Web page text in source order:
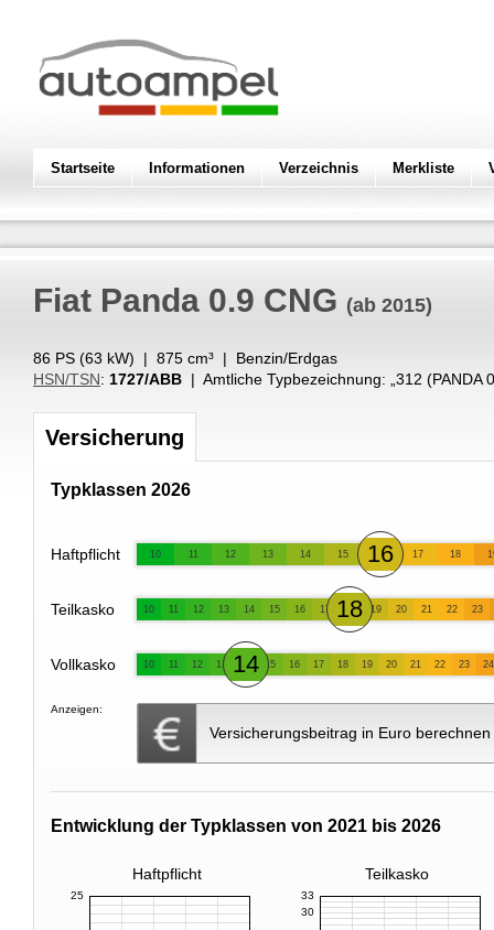
Startseite Informationen Verzeichnis Merkliste
Fiat Panda 0.9 CNG (ab 2015)
86 PS (63 kW) | 875 cm³ | Benzin/Erdgas
HSN/TSN: 1727/ABB | Amtliche Typbezeichnung: „ 312 (PANDA
Versicherung
Typklassen 2026
Haftpflicht 10 11 12 13 14 15 16 17 18
Teilkasko 10 11 12 13 14 15 16 17 18 19 20 21 22 23
Vollkasko 10 11 12 13 14 15 16 17 18 19 20 21 22 23 24
Anzeigen:
Versicherungsbeitrag in Euro berechnen
Entwicklung der Typklassen von 2021 bis 2026
Haftpflicht Teilkasko
25
30
33